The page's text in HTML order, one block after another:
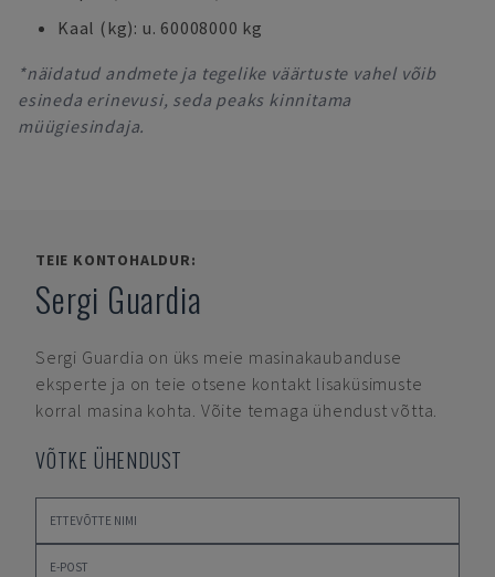
Kaal (kg): u. 60008000 kg
*näidatud andmete ja tegelike väärtuste vahel võib
esineda erinevusi, seda peaks kinnitama
müügiesindaja.
TEIE KONTOHALDUR:
Sergi Guardia
Sergi Guardia on üks meie masinakaubanduse
eksperte ja on teie otsene kontakt lisaküsimuste
korral masina kohta. Võite temaga ühendust võtta.
VÕTKE ÜHENDUST